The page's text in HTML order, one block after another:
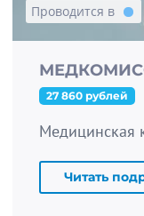
Проводится в
27 860 рублей
Читать